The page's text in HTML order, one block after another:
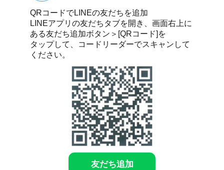
QRコードでLINEの友だちを追加
LINEアプリの友だちタブを開き、画面右上に
ある友だち追加ボタン＞[QRコード]を
タップして、コードリーダーでスキャンして
ください。
友だち追加